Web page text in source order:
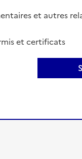
et autres
et certificats